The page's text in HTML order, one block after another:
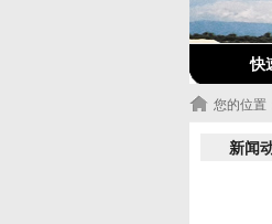
快
您的位置
新闻